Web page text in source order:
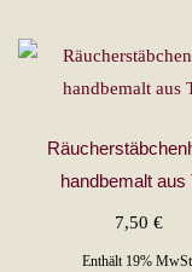
handbemalt aus
7,50€
Enthält 19%